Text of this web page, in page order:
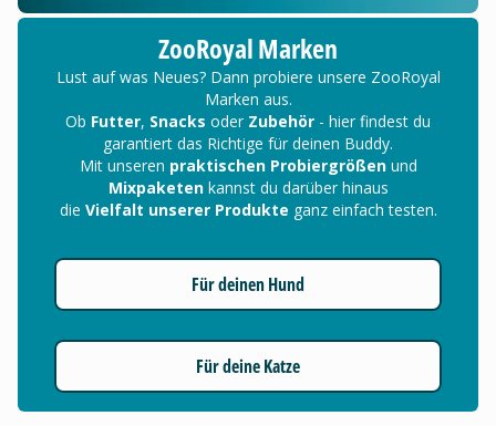
ZooRoyal Marken
Lust auf was Neues? Dann probiere unsere ZooRoyal
Marken aus.
Ob Futter, Snacks oder Zubehör - hier findest du
garantiert das Richtige für deinen Buddy.
Mit unseren praktischen Probiergrößenund
Mixpaketen kannst du darüber hinaus
die Vielfalt unserer Produkte ganz einfach testen.
Für deinen Hund
Für deine Katze